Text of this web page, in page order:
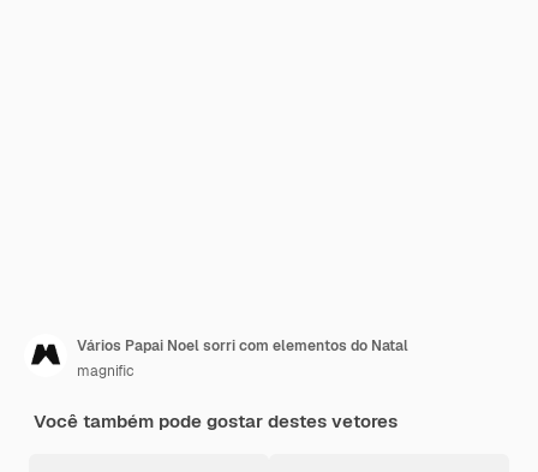
Vários Papai Noel sorri com elementos do Natal
magnific
Você também pode gostar destes vetores